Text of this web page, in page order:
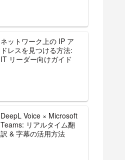
ネットワーク上の IP ア
ドレスを見つける方法:
IT リーダー向けガイド
DeepL Voice × Microsoft
Teams: リアルタイム翻
訳 & 字幕の活用方法